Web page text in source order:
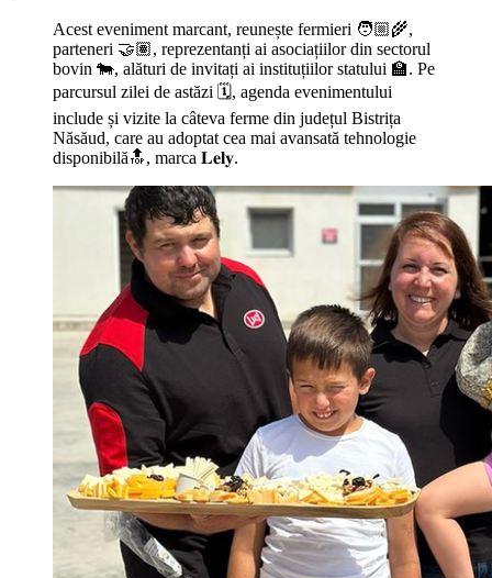
Acest eveniment marcant, reunește fermieri 🧑🏼‍🌾,
parteneri 🤝🏽, reprezentanți ai asociațiilor din sectorul
bovin 🐄, alături de invitați ai instituțiilor statului 🏫. Pe
parcursul zilei de astăzi 🗓️, agenda evenimentului
include și vizite la câteva ferme din județul Bistrița
Năsăud, care au adoptat cea mai avansată tehnologie
disponibilă🔝, marca 𝐋𝐞𝐥𝐲.